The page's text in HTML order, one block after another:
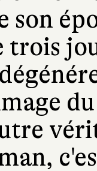
son
trois